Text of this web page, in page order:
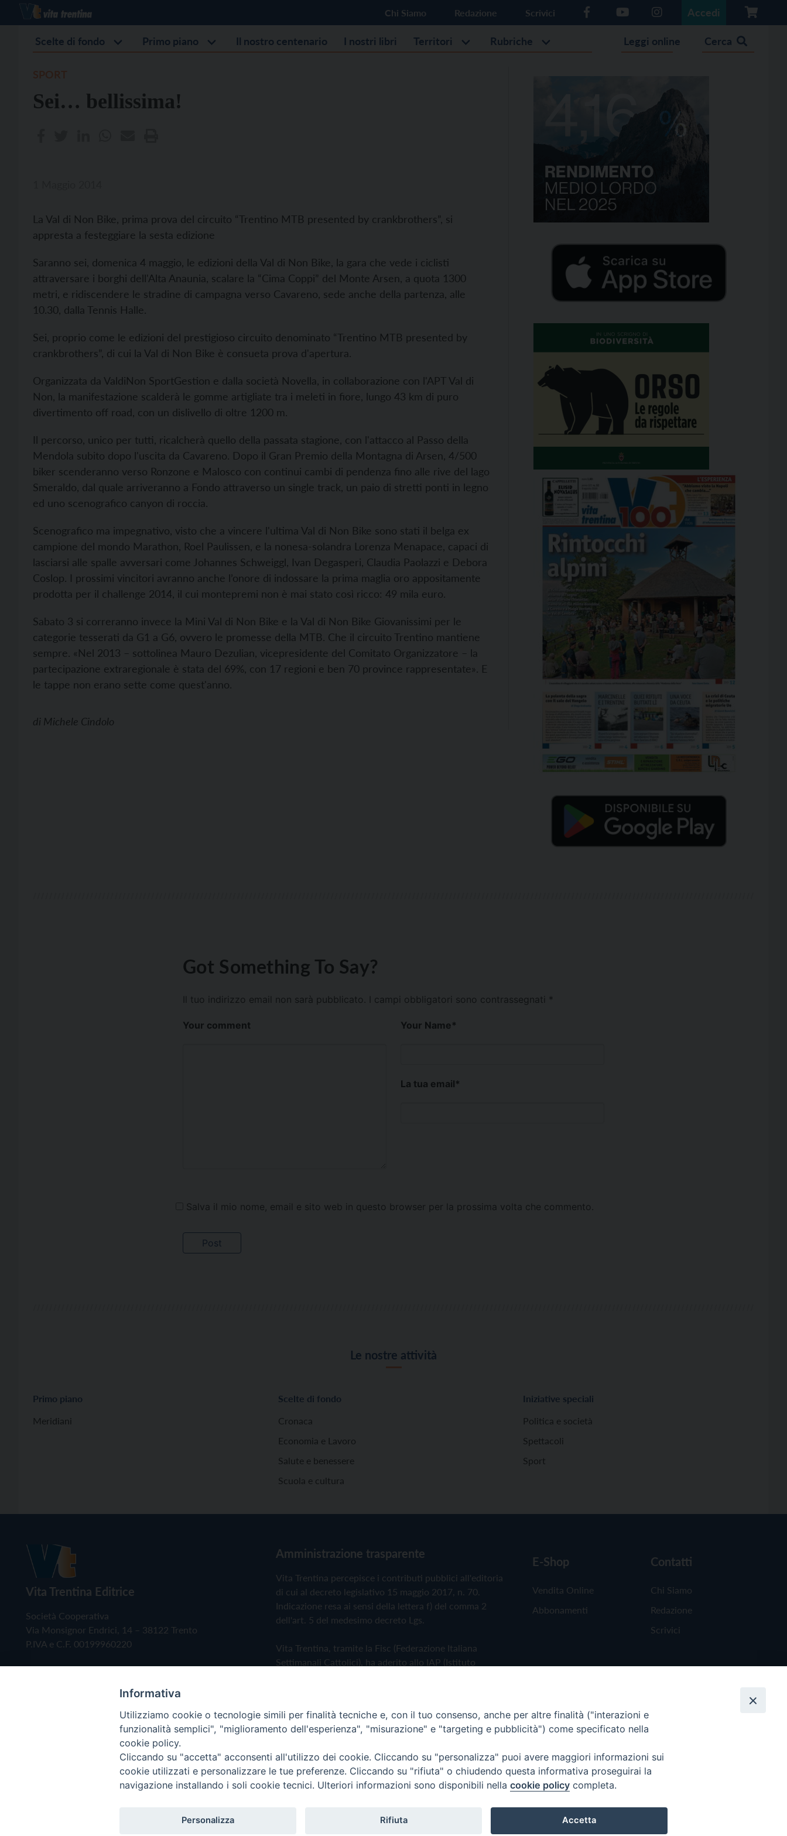
Chi Siamo Redazione Scrivici Accedi
Scelte di fondo Primo piano Il nostro centenario I nostri libri Territori Rubriche Leggi online Cerca
Sei… bellissima!
La Val di Non Bike, prima prova del circuito “Trentino MTB presented by crankbrothers”, si
appresta a festeggiare la sesta edizione
Saranno sei, domenica 4 maggio, le edizioni della Val di Non Bike, la gara che vede i ciclisti
attraversare i borghi dell'Alta Anaunia, scalare la “Cima Coppi” del Monte Arsen, a quota 1300
metri, e ridiscendere le stradine di campagna verso Cavareno, sede anche della partenza, alle
10.30, dalla Tennis Halle.
Sei, proprio come le edizioni del prestigioso circuito denominato “Trentino MTB presented by
crankbrothers”, di cui la Val di Non Bike è consueta prova d'apertura.
Organizzata da ValdiNon SportGestion e dalla società Novella, in collaborazione con l'APT Val di
Non, la manifestazione scalderà le gomme artigliate tra i meleti in fiore, lungo 43 km di puro
divertimento off road, con un dislivello di oltre 1200 m.
Il percorso, unico per tutti, ricalcherà quello della passata stagione, con l'attacco al Passo della
Mendola subito dopo l'uscita da Cavareno. Dopo il Gran Premio della Montagna di Arsen, 4/500
biker scenderanno verso Ronzone e Malosco con continui cambi di pendenza fino alle rive del lago
Smeraldo, dal quale arriveranno a Fondo attraverso un single track, un paio di stretti ponti in legno
ed uno scenografico canyon di roccia.
Scenografico ma impegnativo, visto che a vincere l'ultima Val di Non Bike sono stati il belga ex
campione del mondo Marathon, Roel Paulissen, e la nonesa-solandra Lorenza Menapace, capaci di
lasciarsi alle spalle avversari come Johannes Schweiggl, Ivan Degasperi, Claudia Paolazzi e Debora
Coslop. I prossimi vincitori avranno anche l’onore di indossare la prima maglia oro appositamente
prodotta per il challenge 2014, il cui montepremi non è mai stato così ricco: 49 mila euro.
Sabato 3 si correranno invece la Mini Val di Non Bike e la Val di Non Bike Giovanissimi per le
categorie tesserati da G1 a G6, ovvero le promesse della MTB. Che il circuito Trentino mantiene
sempre. «Nel 2013 – sottolinea Mauro Dezulian, vicepresidente del Comitato Organizzatore – la
partecipazione extraregionale è stata del 69%, con 17 regioni e ben 70 province rappresentate». E
le tappe non erano sette come quest'anno.
di Michele Cindolo
Got Something To Say?
Il tuo indirizzo email non sarà pubblicato. I campi obbligatori sono contrassegnati *
Your comment Your Name*
La tua email*
Salva il mio nome, email e sito web in questo browser per la prossima volta che commento.
Le nostre attività
Primo piano
Meridiani
Scelte di fondo
Cronaca
Economia e Lavoro
Salute e benessere
Scuola e cultura
Iniziative speciali
Politica e società
Spettacoli
Sport
Vita Trentina Editrice
Società Cooperativa
Via Monsignor Endrici, 14 – 38122 Trento
P.IVA e C.F. 00199960220
Amministrazione trasparente
Vita Trentina percepisce i contributi pubblici all'editoria
di cui al decreto legislativo 15 maggio 2017, n. 70.
Indicazione resa ai sensi della lettera f) del comma 2
dell'art. 5 del medesimo decreto Lgs.
Vita Trentina, tramite la Fisc (Federazione Italiana
Settimanali Cattolici), ha aderito allo IAP (Istituto
Privacy Policy Cookie Policy
E-Shop
Vendita Online
Abbonamenti
Contatti
Chi Siamo
Redazione
Scrivici
Copyright © 2019 - Tutti i diritti riservati - Vita Trentina Editrice
Informativa
Utilizziamo cookie o tecnologie simili per finalità tecniche e, con il tuo consenso, anche per altre finalità ("interazioni e
funzionalità semplici", "miglioramento dell'esperienza", "misurazione" e "targeting e pubblicità") come specificato nella
cookie policy.
Cliccando su "accetta" acconsenti all'utilizzo dei cookie. Cliccando su "personalizza" puoi avere maggiori informazioni sui
cookie utilizzati e personalizzare le tue preferenze. Cliccando su "rifiuta" o chiudendo questa informativa proseguirai la
navigazione installando i soli cookie tecnici. Ulteriori informazioni sono disponibili nella cookie policy completa.
Personalizza Rifiuta Accetta